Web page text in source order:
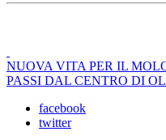
NUOVA VITA PER IL
PASSI DAL CENTRO DI
facebook
twitter